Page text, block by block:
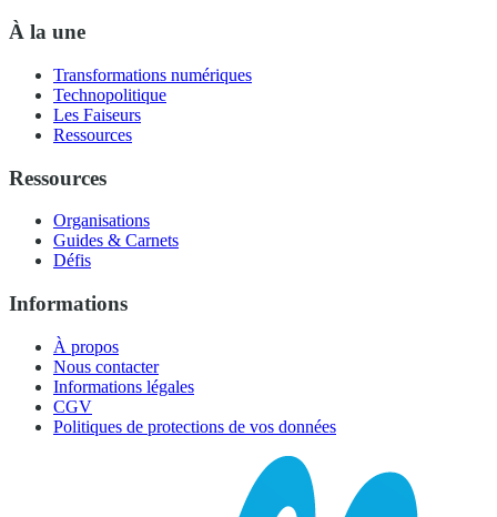
À la une
Transformations numériques
Technopolitique
Les Faiseurs
Ressources
Ressources
Organisations
Guides & Carnets
Défis
Informations
À propos
Nous contacter
Informations légales
CGV
Politiques de protections de vos données